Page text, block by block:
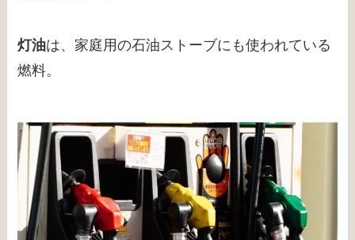
灯油は、家庭用の石油ストーブにも使われている
燃料。